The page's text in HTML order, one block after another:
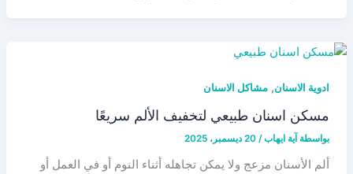
ادوية الاسنان, مشاكل الاسنان
مسكن اسنان طبيعي لتخفيف الألم سريعًا
بواسطة آية ايهاب/ 20 ديسمبر، 2025
ألم الأسنان مزعج ولا يمكن تجاهله أثناء النوم أو في العمل أو